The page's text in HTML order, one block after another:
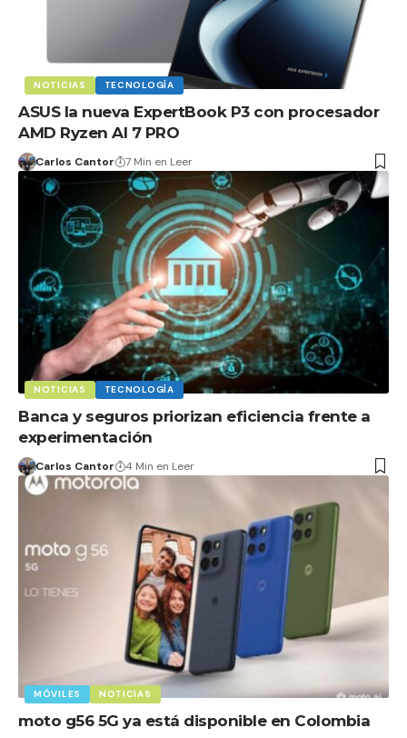
NOTICIAS TECNOLOGÍA
ASUS la nueva ExpertBook P3 con procesador
AMD Ryzen AI 7 PRO
Carlos Cantor 7 Min en Leer
NOTICIAS TECNOLOGÍA
Banca y seguros priorizan eficiencia frente a
experimentación
Carlos Cantor 4 Min en Leer
MÓVILES NOTICIAS
moto g56 5G ya está disponible en Colombia